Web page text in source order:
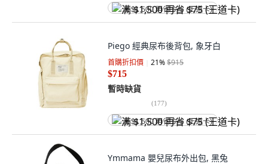
满 $1,500 再省 $75 (王道卡)
Piego 經典尿布後背包, 象牙白
首購折扣價 21%$915
$715
暫時缺貨
(177)
满 $1,500 再省 $75 (王道卡)
Ymmama 嬰兒尿布外出包, 黑兔